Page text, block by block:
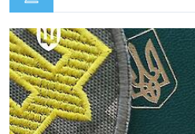
В Украине с 1 августа обновят
мобилизации: что изменится
Ирина Де Люсто